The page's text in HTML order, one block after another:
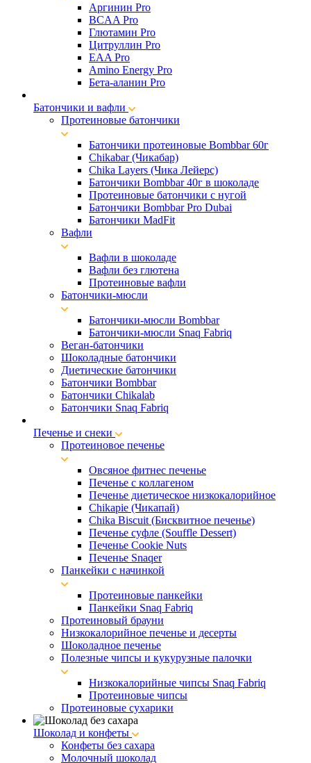
Аргинин Pro
BCAA Pro
Глютамин Pro
Цитруллин Pro
EAA Pro
Amino Energy Pro
Бета-аланин Pro
Батончики и вафли
Протеиновые батончики
Батончики протеиновые Bombbar 60г
Chikabar (Чикабар)
Chika Layers (Чика Лейерс)
Батончики Bombbar 40г в шоколаде
Протеиновые батончики с нугой
Батончики Bombbar Pro Dubai
Батончики MadFit
Вафли
Вафли в шоколаде
Вафли без глютена
Протеиновые вафли
Батончики-мюсли
Батончики-мюсли Bombbar
Батончики-мюсли Snaq Fabriq
Веган-батончики
Шоколадные батончики
Диетические батончики
Батончики Bombbar
Батончики Chikalab
Батончики Snaq Fabriq
Печенье и снеки
Протеиновое печенье
Овсяное фитнес печенье
Печенье с коллагеном
Печенье диетическое низкокалорийное
Chikapie (Чикапай)
Chika Biscuit (Бисквитное печенье)
Печенье суфле (Souffle Dessert)
Печенье Cookie Nuts
Печенье Snaqer
Панкейки с начинкой
Протеиновые панкейки
Панкейки Snaq Fabriq
Протеиновый брауни
Низкокалорийное печенье и десерты
Шоколадное печенье
Полезные чипсы и кукурузные палочки
Низкокалорийные чипсы Snaq Fabriq
Протеиновые чипсы
Протеиновые сухарики
Шоколад и конфеты
Конфеты без сахара
Молочный шоколад